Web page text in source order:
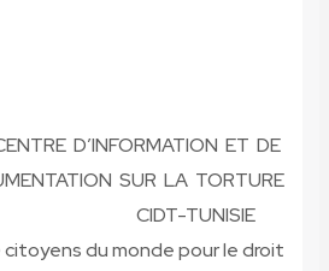
D’INFORMATION ET DE
SUR LA TORTURE
du monde pour le droit